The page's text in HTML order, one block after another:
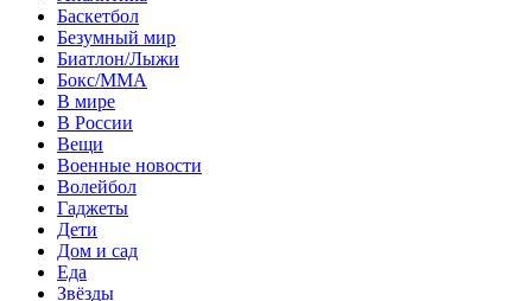
Баскетбол
Безумный мир
Биатлон/Лыжи
Бокс/MMA
В мире
В России
Вещи
Военные новости
Волейбол
Гаджеты
Дети
Дом и сад
Еда
Звёзды